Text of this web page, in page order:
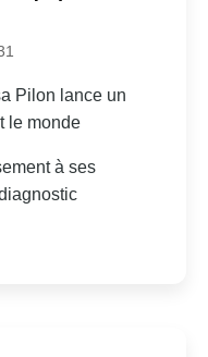
Pilon lance un
le monde
à ses